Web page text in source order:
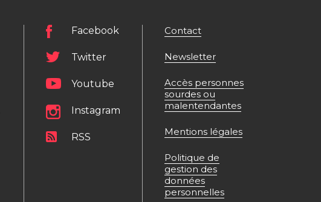
Facebook
Twitter
Youtube
Instagram
RSS
Contact
Newsletter
Accès personnes
sourdes ou
malentendantes
Mentions légales
Politique de
gestion des
données
personnelles